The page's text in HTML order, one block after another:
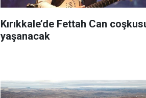
Kırıkkale’de Fettah Can
yaşanacak